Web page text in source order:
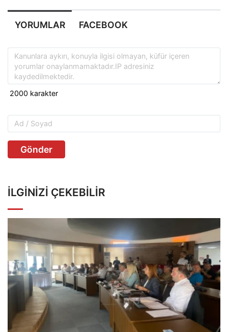
YORUMLAR FACEBOOK
Gönder
İLGINIZI ÇEKEBILIR